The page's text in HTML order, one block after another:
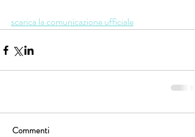
scarica la comunicazione ufficiale
Commenti